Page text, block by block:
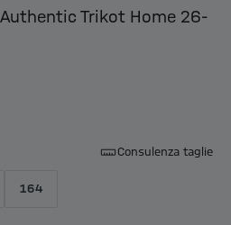
Trikot Home 26-
Consulenza taglie
164